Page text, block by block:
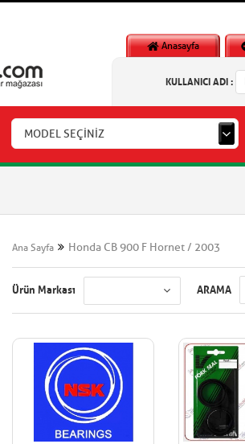
Anasayfa
KULLANICI ADI :
MODEL SEÇİNİZ
Ana Sayfa Honda CB 900 F Hornet / 2003
Ürün Markası ARAMA